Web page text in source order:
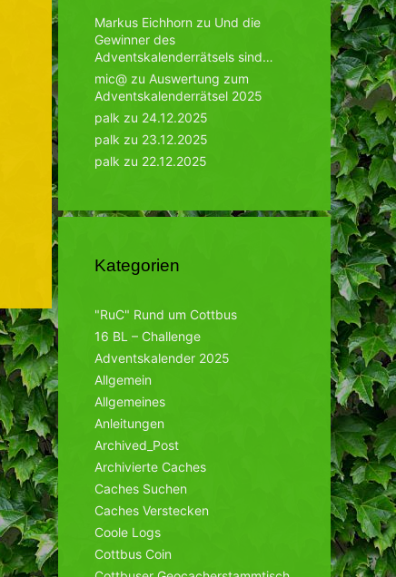
Markus Eichhorn zu Und die
Gewinner des
Adventskalenderrätsels sind…
mic@ zu Auswertung zum
Adventskalenderrätsel 2025
palk zu 24.12.2025
palk zu 23.12.2025
palk zu 22.12.2025
Kategorien
"RuC" Rund um Cottbus
16 BL – Challenge
Adventskalender 2025
Allgemein
Allgemeines
Anleitungen
Archived_Post
Archivierte Caches
Caches Suchen
Caches Verstecken
Coole Logs
Cottbus Coin